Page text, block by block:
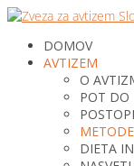
DOMOV
AVTIZEM
O
POT DO
DIETA